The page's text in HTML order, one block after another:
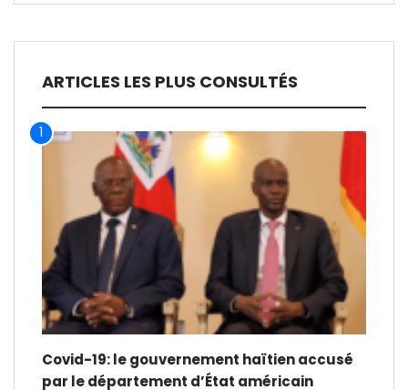
ARTICLES LES PLUS CONSULTÉS
1
Covid-19: le gouvernement haïtien accusé
par le département d’État américain